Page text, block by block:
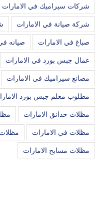
شركات سيراميك في الامارات
شركة صيانة في الامارات
صباغ في الامارات صيانه
عمال جبس بورد في الامارات
مصانع سيراميك في الامارات
مطلوب معلم جبس بورد
مظلات حدائق الامارات
مظلات في الامارات
مظلات مسابح الامارات